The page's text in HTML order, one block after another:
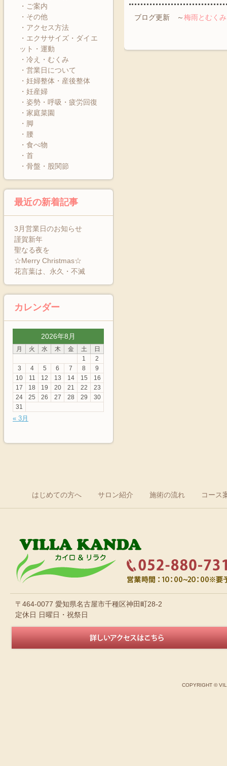
・ご案内
・その他
・アクセス方法
・エクササイズ・ダイエ
ット・運動
・冷え・むくみ
・営業日について
・妊婦整体・産後整体
・妊産婦
・姿勢・呼吸・疲労回復
・家庭菜園
・脚
・腰
・食べ物
・首
・骨盤・股関節
最近の新着記事
3月営業日のお知らせ
謹賀新年
聖なる夜を
☆Merry Christmas☆
花言葉は、永久・不滅
カレンダー
2026年8月
月 火 水 木 金 土 日
« 3月
1
2
3
4 5 6 7 8
9
10
11 12 13 14 15
16
17
18 19 20 21 22
23
24
25 26 27 28 29
30
31
ブログ更新 ～梅雨とむくみ
はじめての方へ サロン紹介 施術の流れ コース
〒464-0077 愛知県名古屋市千種区神田町28-2
定休日 日曜日・祝祭日
COPYRIGHT ©